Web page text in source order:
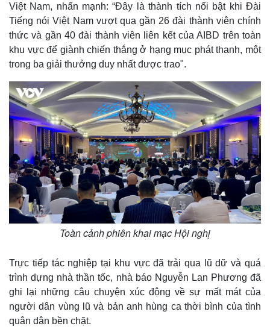
m
e
Việt Nam, nhấn mạnh: “Đây là thành tích nổi bật khi Đài
Tiếng nói Việt Nam vượt qua gần 26 đài thành viên chính
thức và gần 40 đài thành viên liên kết của AIBD trên toàn
khu vực để giành chiến thắng ở hạng mục phát thanh, một
trong ba giải thưởng duy nhất được trao".
Toàn cảnh phiên khai mạc Hội nghị
Trực tiếp tác nghiệp tại khu vực đã trải qua lũ dữ và quá
trình dựng nhà thần tốc, nhà báo Nguyễn Lan Phương đã
ghi lại những câu chuyện xúc động về sự mất mát của
người dân vùng lũ và bản anh hùng ca thời bình của tình
quân dân bền chặt.